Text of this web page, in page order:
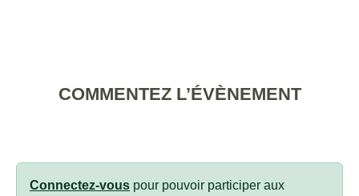
COMMENTEZ L’ÉVÈNEMENT
Connectez-vous pour pouvoir participer aux